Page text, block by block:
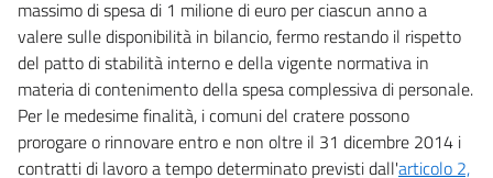
massimo di spesa di 1 milione di euro per ciascun anno a
valere sulle disponibilità in bilancio, fermo restando il rispetto
del patto di stabilità interno e della vigente normativa in
materia di contenimento della spesa complessiva di personale.
Per le medesime finalità, i comuni del cratere possono
prorogare o rinnovare entro e non oltre il 31 dicembre 2014 i
contratti di lavoro a tempo determinato previsti dall'articolo 2,